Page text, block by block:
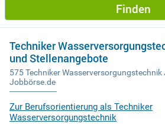
Finden
Techniker
und Stellenangebote
575 Techniker
Jobbörse.de
Zur Berufsorientierung als Techniker
Wasserversorgungstechnik